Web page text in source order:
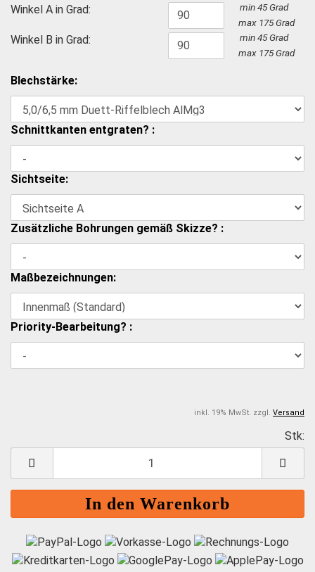
Winkel A in Grad:
min 45 Grad
max 175 Grad
Winkel B in Grad:
min 45 Grad
max 175 Grad
Blechstärke:
Schnittkanten entgraten? :
Sichtseite:
Zusätzliche Bohrungen gemäß Skizze? :
Maßbezeichnungen:
Priority-Bearbeitung? :
inkl. 19% MwSt. zzgl. Versand
Stk: